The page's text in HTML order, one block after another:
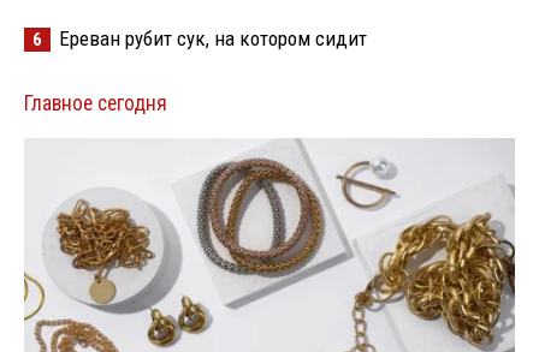
6 Ереван рубит сук, на котором сидит
Главное сегодня